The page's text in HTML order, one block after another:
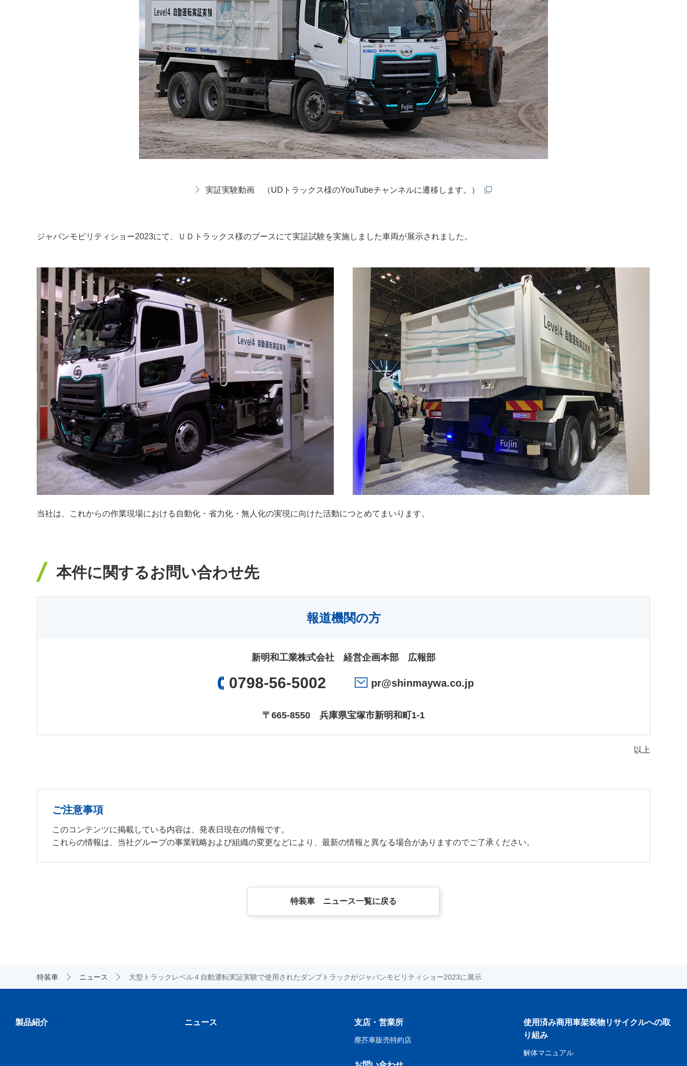
実証実験動画 （UDトラックス様のYouTubeチャンネルに遷移します。）
ジャパンモビリティショー2023にて、ＵＤトラックス様のブースにて実証試験を実施しました車両が展示されました。
当社は、これからの作業現場における自動化・省力化・無人化の実現に向けた活動につとめてまいります。
本件に関するお問い合わせ先
報道機関の方
新明和工業株式会社 経営企画本部 広報部
0798-56-5002 pr@shinmaywa.co.jp
〒665-8550 兵庫県宝塚市新明和町1-1
以上
ご注意事項
このコンテンツに掲載している内容は、発表日現在の情報です。
これらの情報は、当社グループの事業戦略および組織の変更などにより、最新の情報と異なる場合がありますのでご了承ください。
特装車 ニュース一覧に戻る
特装車 ニュース 大型トラックレベル４自動運転実証実験で使用されたダンプトラックがジャパンモビリティショー2023に展示
製品紹介 ニュース 支店・営業所
塵芥車販売特約店
使用済み商用車架装物リサイクルへの取
り組み
解体マニュアル